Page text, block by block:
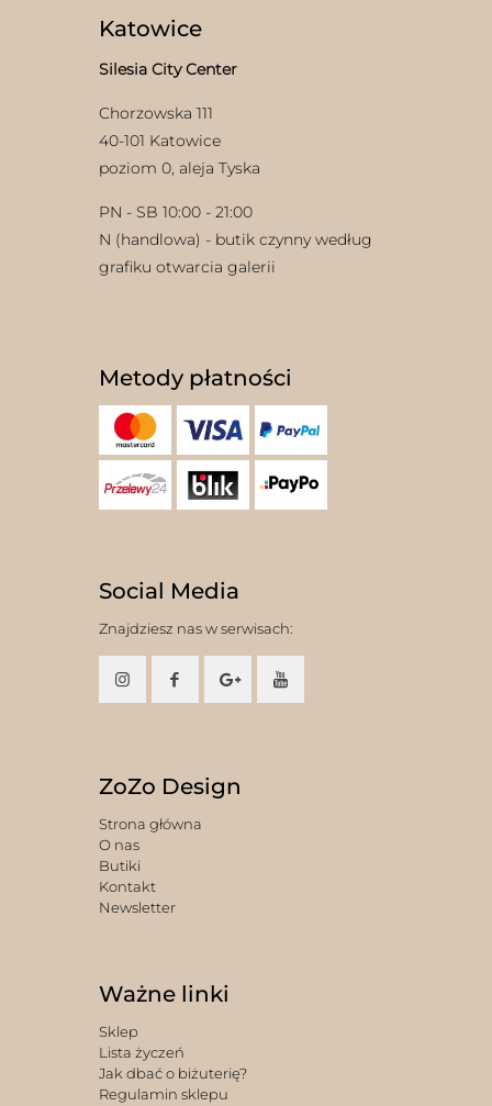
Katowice
Silesia City Center
Chorzowska 111
40-101 Katowice
poziom 0, aleja Tyska
PN - SB 10:00 - 21:00
N (handlowa) - butik czynny według
grafiku otwarcia galerii
Metody płatności
Social Media
Znajdziesz nas w serwisach:
ZoZo Design
Strona główna
O nas
Butiki
Kontakt
Newsletter
Ważne linki
Sklep
Lista życzeń
Jak dbać o biżuterię?
Regulamin sklepu